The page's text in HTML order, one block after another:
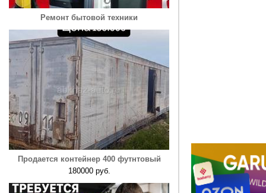
Ремонт бытовой техники
Продается контейнер 400 футнтовый
180000 руб.